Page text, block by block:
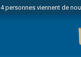
4 personnes viennent de
Odaya vient de donner son
3 personnes viennent